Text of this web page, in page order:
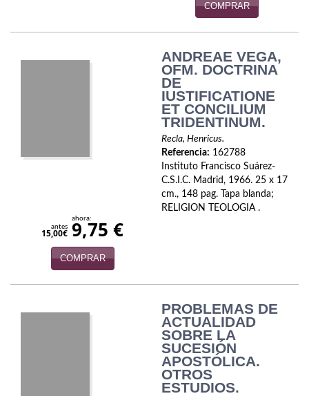
Informática
Literatura fantástica
Literatura hispanoamericana
COMPRAR
ANDREAE VEGA,
OFM. DOCTRINA
DE
IUSTIFICATIONE
ET CONCILIUM
TRIDENTINUM.
Recla, Henricus.
Referencia: 162788
Instituto Francisco Suárez-
C.S.I.C. Madrid, 1966. 25 x 17
cm., 148 pag. Tapa blanda;
RELIGION TEOLOGIA .
antes
15,00€
ahora:
9,75 €
COMPRAR
PROBLEMAS DE
ACTUALIDAD
SOBRE LA
SUCESIÓN
APOSTÓLICA.
OTROS
ESTUDIOS.